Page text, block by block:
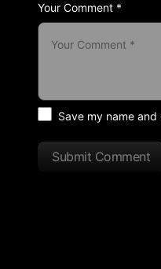
Your Comment *
Save my name
Submit Comment